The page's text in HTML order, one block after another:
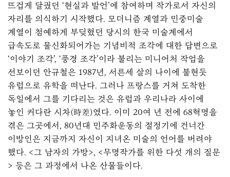
뜨겁게 달궜던 ‘현실과 발언’에 참여하며 작가로서 자신의
자리를 의식하기 시작했다. 모더니즘 계열과 민중미술
계열이 첨예하게 부딪혔던 당시의 한국 미술계에서
급속도로 물신화되어가는 기념비적 조각에 대한 답변으로
‘이야기 조각’, ‘풍경 조각’이라 불리는 미니어처 작업을
선보이던 안규철은 1987년, 서른세 살의 나이에 불현듯
유럽으로 유학을 떠난다. 그러나 프랑스를 거쳐 도착한
독일에서 그를 기다리는 것은 유럽과 우리나라 사이에
놓인 커다란 시차(時差)였다. 이미 20여 년 전에 68혁명을
겪은 그곳에서, 80년대 민주화운동의 절정기에 건너간
이방인은 지금까지 자신이 지녀온 미술의 언어를 버려야
했다. <그 남자의 가방>, <무명작가를 위한 다섯 개의 질문
> 등은 그 과정에서 나온 산물들이다.